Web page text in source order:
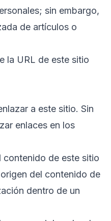
sin embargo,
de artículos o
la URL de este sitio
a este sitio. Sin
enlaces en los
contenido de este sitio
del contenido de
dentro de un